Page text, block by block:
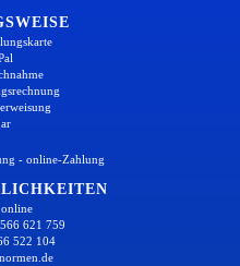
- online-Zahlung
621 759
522 104